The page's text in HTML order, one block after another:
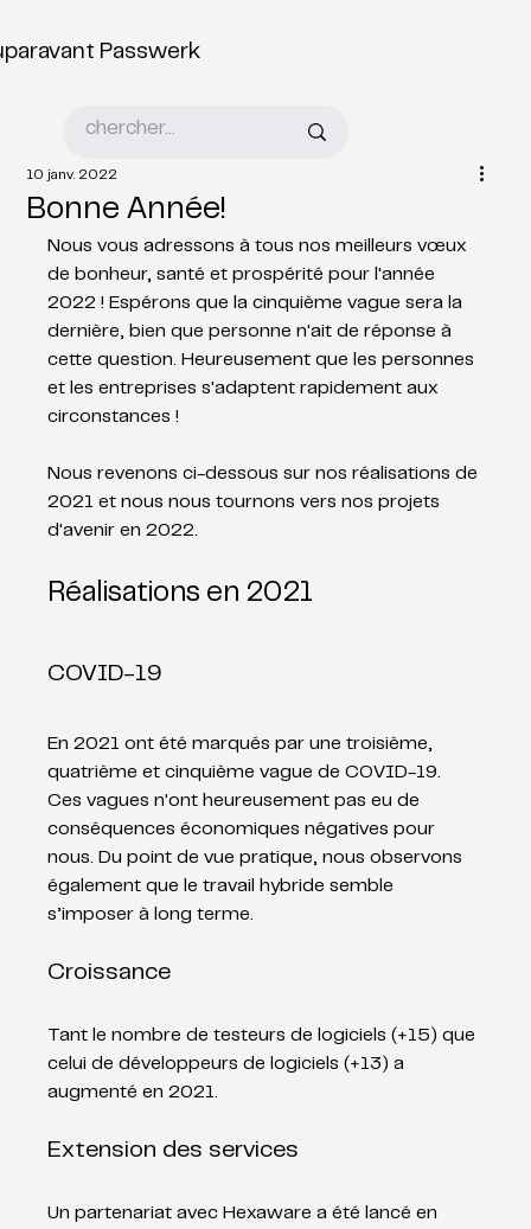
Passwerk
Bonne Année!
10 janv. 2022
Nous vous adressons à tous nos meilleurs vœux
de bonheur, santé et prospérité pour l'année
2022 ! Espérons que la cinquième vague sera la
dernière, bien que personne n'ait de réponse à
cette question. Heureusement que les personnes
et les entreprises s'adaptent rapidement aux
circonstances !
Nous revenons ci-dessous sur nos réalisations de
2021 et nous nous tournons vers nos projets
d'avenir en 2022.
Réalisations en 2021
COVID-19
En 2021 ont été marqués par une troisième,
quatrième et cinquième vague de COVID-19.
Ces vagues n'ont heureusement pas eu de
conséquences économiques négatives pour
nous. Du point de vue pratique, nous observons
également que le travail hybride semble
s’imposer à long terme.
Croissance
Tant le nombre de testeurs de logiciels (+15) que
celui de développeurs de logiciels (+13) a
augmenté en 2021.
Extension des services
Un partenariat avec Hexaware a été lancé en